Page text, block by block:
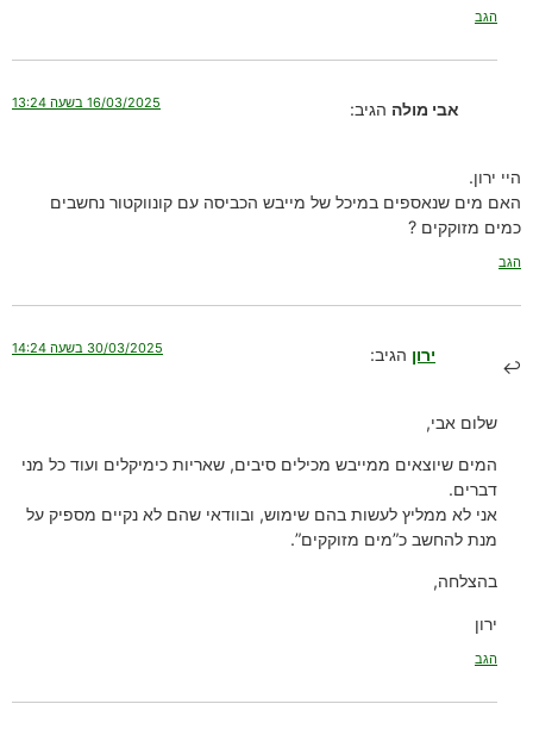
הגב
אבי מולה הגיב: 16/03/2025 בשעה 13:24
היי ירון.
האם מים שנאספים במיכל של מייבש הכביסה עם קונווקטור נחשבים
כמים מזוקקים ?
הגב
ירון הגיב: 30/03/2025 בשעה 14:24
שלום אבי,
המים שיוצאים ממייבש מכילים סיבים, שאריות כימיקלים ועוד כל מני
דברים.
אני לא ממליץ לעשות בהם שימוש, ובוודאי שהם לא נקיים מספיק על
מנת להחשב כ”מים מזוקקים”.
בהצלחה,
ירון
הגב